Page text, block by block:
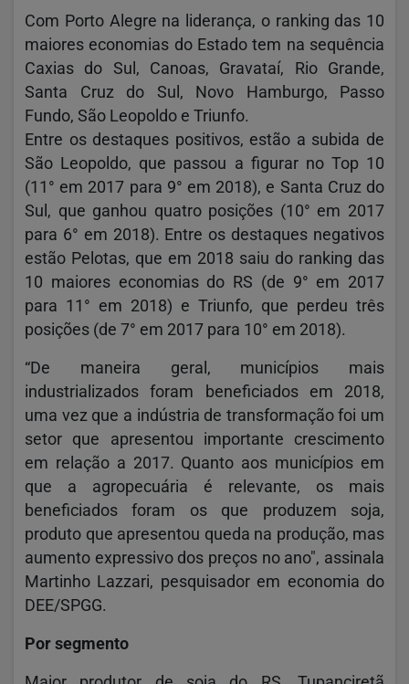
Com Porto Alegre na liderança, o ranking das 10
maiores economias do Estado tem na sequência
Caxias do Sul, Canoas, Gravataí, Rio Grande,
Santa Cruz do Sul, Novo Hamburgo, Passo
Fundo, São Leopoldo e Triunfo.
Entre os destaques positivos, estão a subida de
São Leopoldo, que passou a figurar no Top 10
(11° em 2017 para 9° em 2018), e Santa Cruz do
Sul, que ganhou quatro posições (10° em 2017
para 6° em 2018). Entre os destaques negativos
estão Pelotas, que em 2018 saiu do ranking das
10 maiores economias do RS (de 9° em 2017
para 11° em 2018) e Triunfo, que perdeu três
posições (de 7° em 2017 para 10° em 2018).
“De maneira geral, municípios mais
industrializados foram beneficiados em 2018,
uma vez que a indústria de transformação foi um
setor que apresentou importante crescimento
em relação a 2017. Quanto aos municípios em
que a agropecuária é relevante, os mais
beneficiados foram os que produzem soja,
produto que apresentou queda na produção, mas
aumento expressivo dos preços no ano", assinala
Martinho Lazzari, pesquisador em economia do
DEE/SPGG.
Por segmento